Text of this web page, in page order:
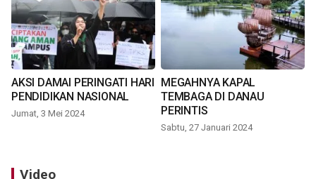
AKSI DAMAI PERINGATI HARI
PENDIDIKAN NASIONAL
Jumat, 3 Mei 2024
MEGAHNYA KAPAL
TEMBAGA DI DANAU
PERINTIS
Sabtu, 27 Januari 2024
Video